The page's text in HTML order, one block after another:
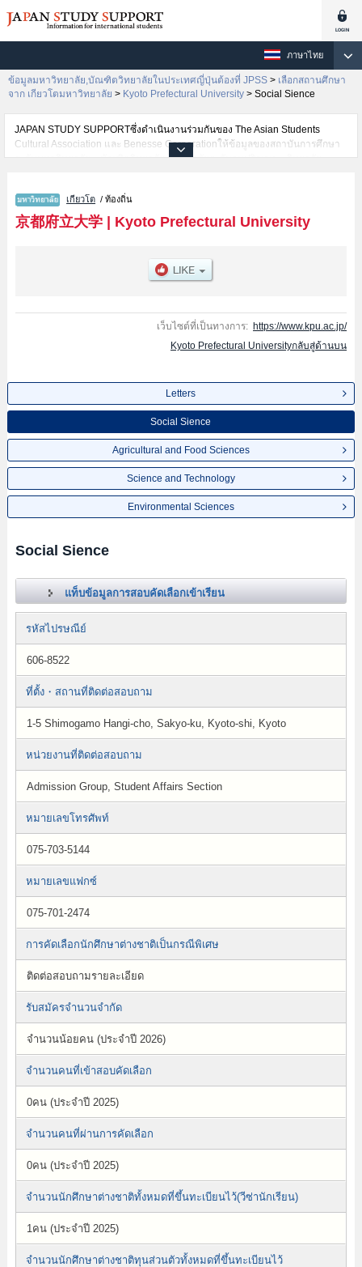
ภาษาไทย
ข้อมูลมหาวิทยาลัย,บัณฑิตวิทยาลัยในประเทศญี่ปุ่นต้องที่ JPSS > เลือกสถานศึกษา
จาก เกียวโตมหาวิทยาลัย > Kyoto Prefectural University > Social Sience
JAPAN STUDY SUPPORTซึ่งดำเนินงานร่วมกันของ The Asian Students
Cultural Association และ Benesse Corporationให้ข้อมูลของสถาบันการศึกษา
ระดับมหาวิทยาลัย・บัณฑิตวิทยาลัย・วิทยาลัยระดับอนุปริญญา・วิทยาลัย
นักศึกษาต่างชาติเช่นข้อมูลของแต่ละคณะ,ข้อมูลการสอบคัดเลือกเข้าศึกษาเช่น
จำนวนคนที่รับสมัครหรือจำนวนคนที่ผ่านการสอบคัดเลือกเป็นต้น,แนะนำสถาน
ที่,การเดินทางเป็นต้นไว้ด้วยดังนั้นขอเชิญใช้บริการค้นหาข้อมูลตามอัธยาศัย
เกียวโต / ท้องถิ่น
京都府立大学| Kyoto Prefectural University
เว็บไซต์ที่เป็นทางการ: https://www.kpu.ac.jp/
Kyoto Prefectural Universityกลับสู่ด้านบน
Letters
Social Sience
Agricultural and Food Sciences
Science and Technology
Environmental Sciences
Social Sience
แท็บข้อมูลการสอบคัดเลือกเข้าเรียน
รหัสไปรษณีย์
606-8522
ที่ตั้ง・สถานที่ติดต่อสอบถาม
1-5 Shimogamo Hangi-cho, Sakyo-ku, Kyoto-shi, Kyoto
หน่วยงานที่ติดต่อสอบถาม
Admission Group, Student Affairs Section
หมายเลขโทรศัพท์
075-703-5144
หมายเลขแฟกซ์
075-701-2474
การคัดเลือกนักศึกษาต่างชาติเป็นกรณีพิเศษ
ติดต่อสอบถามรายละเอียด
รับสมัครจำนวนจำกัด
จำนวนน้อยคน (ประจำปี 2026)
จำนวนคนที่เข้าสอบคัดเลือก
0คน (ประจำปี 2025)
จำนวนคนที่ผ่านการคัดเลือก
0คน (ประจำปี 2025)
จำนวนนักศึกษาต่างชาติทั้งหมดที่ขึ้นทะเบียนไว้(วีซ่านักเรียน)
1คน (ประจำปี 2025)
จำนวนนักศึกษาต่างชาติทุนส่วนตัวทั้งหมดที่ขึ้นทะเบียนไว้